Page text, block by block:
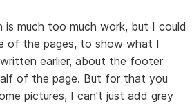
is much too much work, but I could
of the pages, to show what I
earlier, about the footer
of the page. But for that you
pictures, I can't just add grey